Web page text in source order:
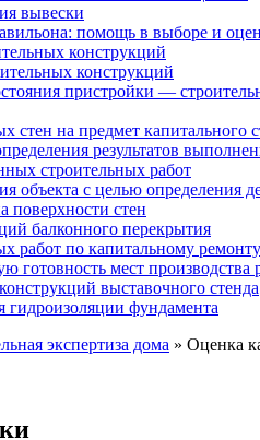
вывески
помощь в выборе и
конструкций
конструкций
пристройки —
стен на предмет капитального
результатов
строительных работ
объекта с целью
поверхности стен
балконного перекрытия
работ по капитальному ремонту
готовность мест производства
выставочного стенда
гидроизоляции фундамента
экспертиза дома » Оценка